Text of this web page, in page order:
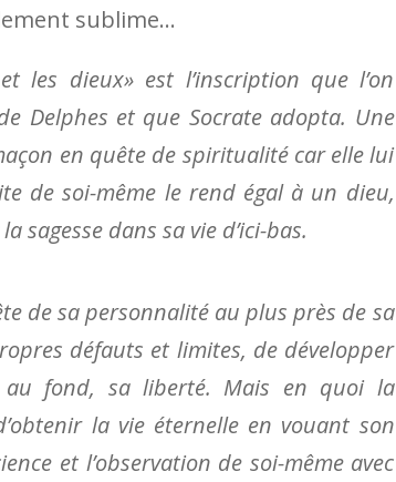
sublime…
les dieux» est l’inscription que l’on
Delphes et que Socrate adopta. Une
en quête de spiritualité car elle lui
de soi-même le rend égal à un dieu,
sagesse dans sa vie d’ici-bas.
de sa personnalité au plus près de sa
défauts et limites, de développer
au fond, sa liberté. Mais en quoi la
la vie éternelle en vouant son
et l’observation de soi-même avec